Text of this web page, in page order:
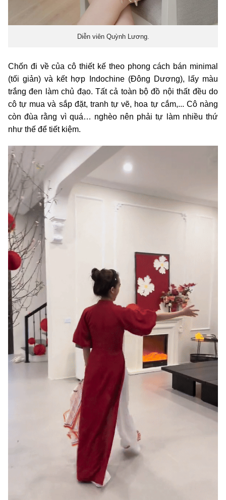
Diễn viên Quỳnh Lương.
Chốn đi về của cô thiết kế theo phong cách bán minimal
(tối giản) và kết hợp Indochine (Đông Dương), lấy màu
trắng đen làm chủ đạo. Tất cả toàn bộ đồ nội thất đều do
cô tự mua và sắp đặt, tranh tự vẽ, hoa tự cắm,... Cô nàng
còn đùa rằng vì quá… nghèo nên phải tự làm nhiều thứ
như thế để tiết kiệm.